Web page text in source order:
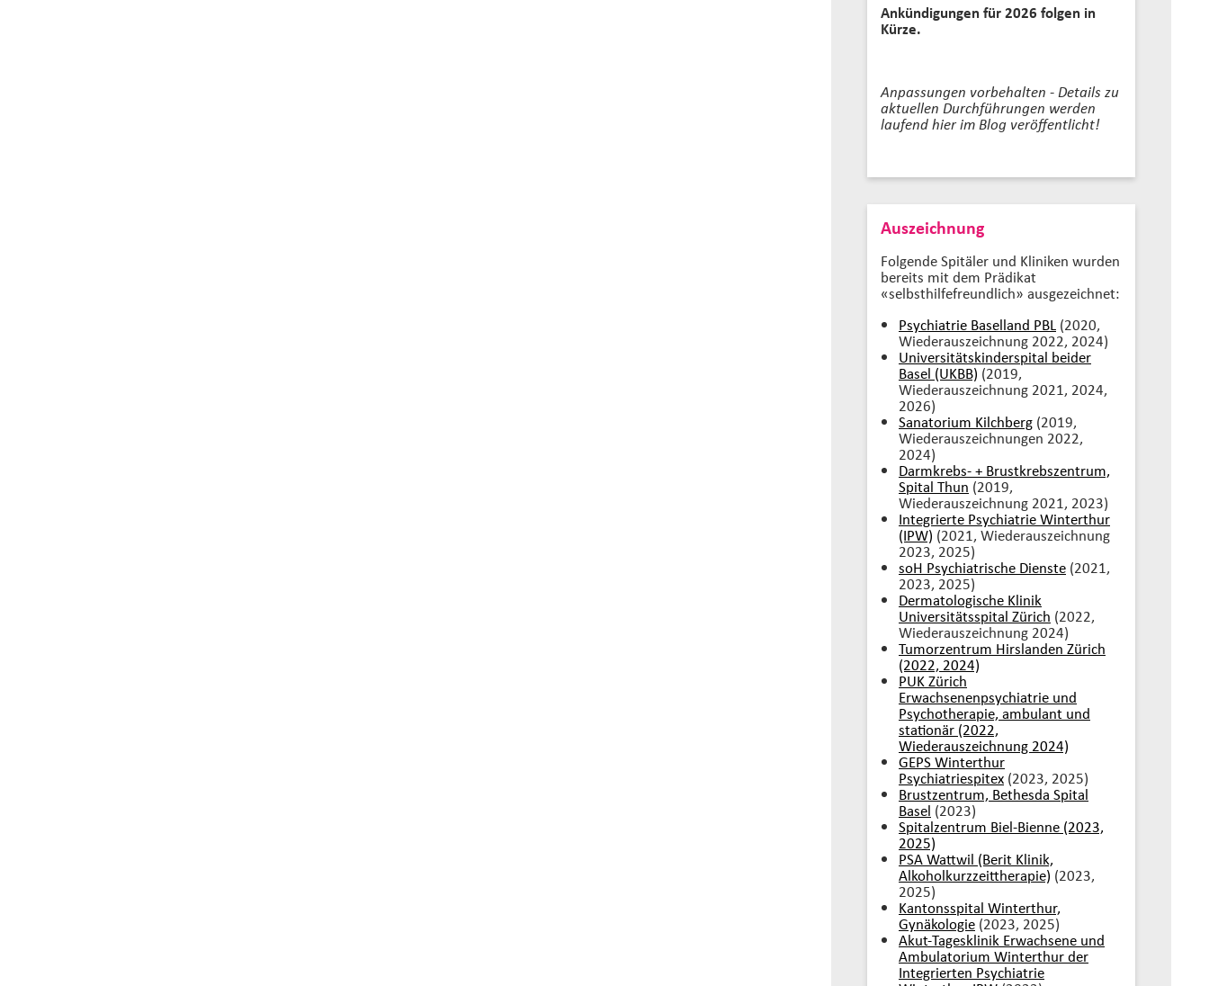
Ankündigungen für 2026 folgen in
Kürze.
Anpassungen vorbehalten - Details zu
aktuellen Durchführungen werden
laufend hier im Blog veröffentlicht!
Auszeichnung
Folgende Spitäler und Kliniken wurden
bereits mit dem Prädikat
«selbsthilfefreundlich» ausgezeichnet:
Psychiatrie Baselland PBL (2020,
Wiederauszeichnung 2022, 2024)
Universitätskinderspital beider
Basel (UKBB) (2019,
Wiederauszeichnung 2021, 2024,
2026)
Sanatorium Kilchberg (2019,
Wiederauszeichnungen 2022,
2024)
Darmkrebs- + Brustkrebszentrum,
Spital Thun (2019,
Wiederauszeichnung 2021, 2023)
Integrierte Psychiatrie Winterthur
(IPW) (2021, Wiederauszeichnung
2023, 2025)
soH Psychiatrische Dienste (2021,
2023, 2025)
Dermatologische Klinik
Universitätsspital Zürich (2022,
Wiederauszeichnung 2024)
Tumorzentrum Hirslanden Zürich
(2022, 2024)
PUK Zürich
Erwachsenenpsychiatrie und
Psychotherapie, ambulant und
stationär (2022,
Wiederauszeichnung 2024)
GEPS Winterthur
Psychiatriespitex (2023, 2025)
Brustzentrum, Bethesda Spital
Basel (2023)
Spitalzentrum Biel-Bienne (2023,
2025)
PSA Wattwil (Berit Klinik,
Alkoholkurzzeittherapie) (2023,
2025)
Kantonsspital Winterthur,
Gynäkologie (2023, 2025)
Akut-Tagesklinik Erwachsene und
Ambulatorium Winterthur der
Integrierten Psychiatrie